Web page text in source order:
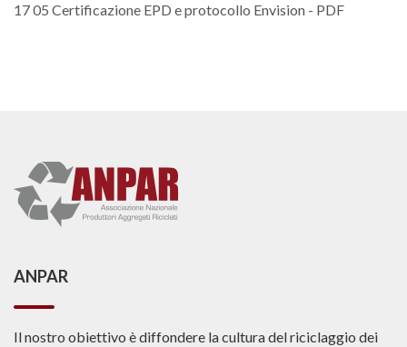
17 05 Certificazione EPD e protocollo Envision - PDF
ANPAR
Il nostro obiettivo è diffondere la cultura del riciclaggio dei